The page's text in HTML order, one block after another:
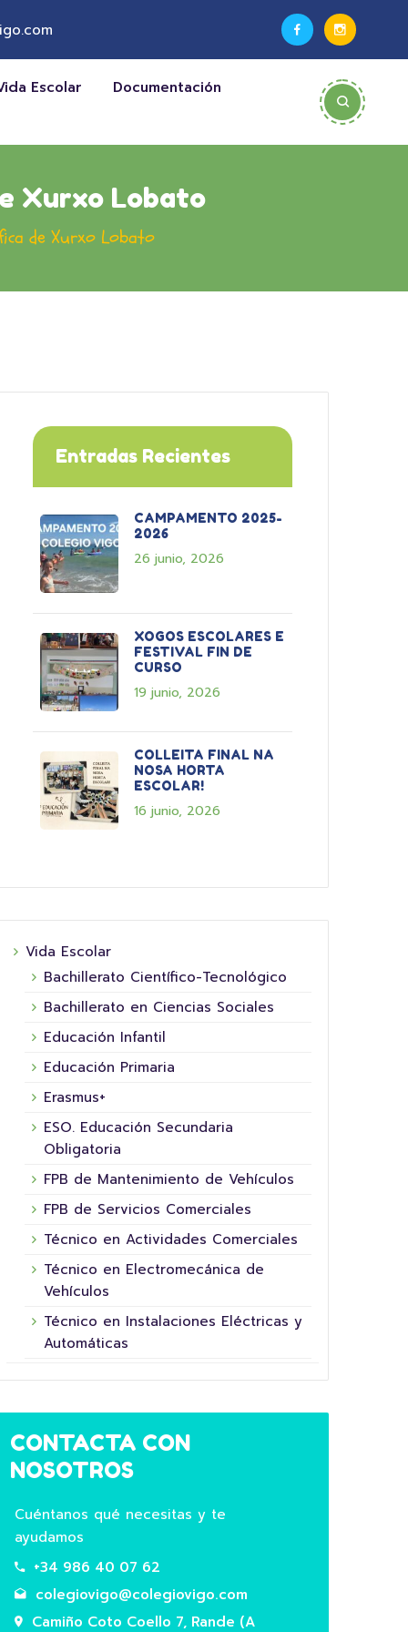
Escolar
Documentación
Xurxo Lobato
de Xurxo Lobato
16 junio, 2026
5º XORNADA DE
SUPERHEROÍNAS E
SUPERHEROES FUNDACIÓN LA
Entradas Recientes
CAMPAMENTO 2025-
2026
26 junio, 2026
XOGOS ESCOLARES E
FESTIVAL FIN DE
CURSO
19 junio, 2026
COLLEITA FINAL NA
NOSA HORTA
ESCOLAR!
16 junio, 2026
Vida Escolar
Bachillerato Científico-Tecnológico
Bachillerato en Ciencias Sociales
Educación Infantil
Educación Primaria
Erasmus+
ESO. Educación Secundaria
Obligatoria
FPB de Mantenimiento de Vehículos
FPB de Servicios Comerciales
Técnico en Actividades Comerciales
Técnico en Electromecánica de
Vehículos
Técnico en Instalaciones Eléctricas y
Automáticas
CONTACTA CON
NOSOTROS
Cuéntanos qué necesitas y te
ayudamos
+34 986 40 07 62
colegiovigo@colegiovigo.com
Camiño Coto Coello 7, Rande (A